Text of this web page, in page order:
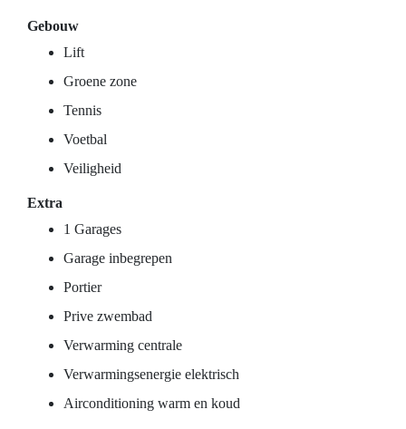
Gebouw
Lift
Groene zone
Tennis
Voetbal
Veiligheid
Extra
1 Garages
Garage inbegrepen
Portier
Prive zwembad
Verwarming centrale
Verwarmingsenergie elektrisch
Airconditioning warm en koud